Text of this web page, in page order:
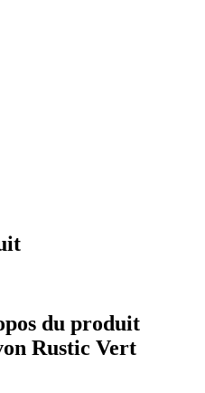
du produit
Rustic Vert